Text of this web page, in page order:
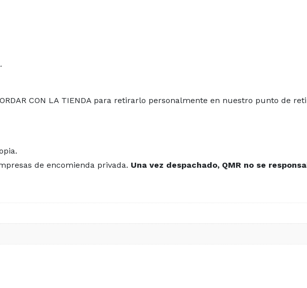
CON LA TIENDA para retirarlo personalmente en nuestro punto de
de encomienda privada. Una vez despachado, QMR no se